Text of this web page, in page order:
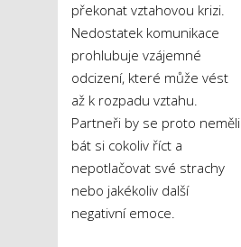
překonat vztahovou krizi.
Nedostatek komunikace
prohlubuje vzájemné
odcizení, které může vést
až k rozpadu vztahu.
Partneři by se proto neměli
bát si cokoliv říct a
nepotlačovat své strachy
nebo jakékoliv další
negativní emoce.